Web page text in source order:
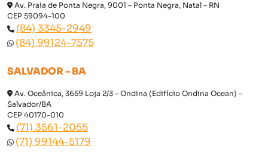
Av. Praia de Ponta Negra, 9001 – Ponta Negra, Natal – RN
CEP 59094-100
(84) 3345-2949
(84) 99124-7575
SALVADOR – BA
Av. Oceânica, 3659 Loja 2/3 – Ondina (Edifício Ondina Ocean) –
Salvador/BA
CEP 40170-010
(71) 3561-2055
(71) 99144-5179